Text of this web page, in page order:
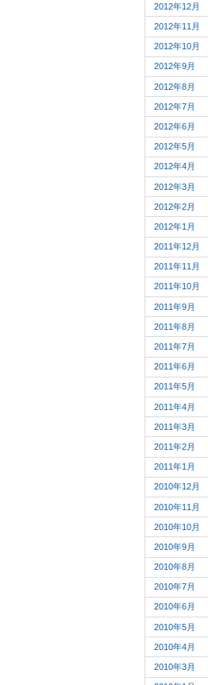
2012年12月
2012年11月
2012年10月
2012年9月
2012年8月
2012年7月
2012年6月
2012年5月
2012年4月
2012年3月
2012年2月
2012年1月
2011年12月
2011年11月
2011年10月
2011年9月
2011年8月
2011年7月
2011年6月
2011年5月
2011年4月
2011年3月
2011年2月
2011年1月
2010年12月
2010年11月
2010年10月
2010年9月
2010年8月
2010年7月
2010年6月
2010年5月
2010年4月
2010年3月